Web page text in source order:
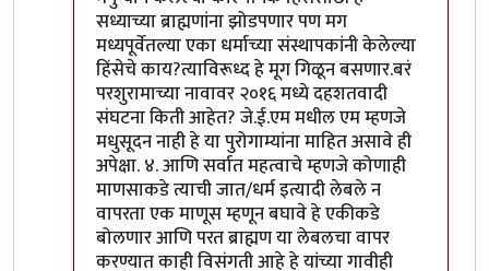
सध्याच्या ब्राह्मणांना झोडपणार पण मग
मध्यपूर्वेतल्या एका धर्माच्या संस्थापकांनी केलेल्या
हिंसेचे काय?त्याविरूध्द हे मूग गिळून बसणार.बरं
परशुरामाच्या नावावर २०१६ मध्ये दहशतवादी
संघटना किती आहेत? जे.ई.एम मधील एम म्हणजे
मधुसूदन नाही हे या पुरोगाम्यांना माहित असावे ही
अपेक्षा. ४. आणि सर्वात महत्वाचे म्हणजे कोणाही
माणसाकडे त्याची जात/धर्म इत्यादी लेबले न
वापरता एक माणूस म्हणून बघावे हे एकीकडे
बोलणार आणि परत ब्राह्मण या लेबलचा वापर
करण्यात काही विसंगती आहे हे यांच्या गावीही